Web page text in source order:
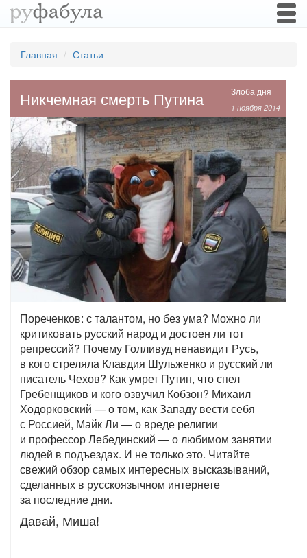
Главная Статьи
Злоба дня
1 ноября 2014
Никчемная смерть Путина
Пореченков: с талантом, но без ума? Можно ли
критиковать русский народ и достоен ли тот
репрессий? Почему Голливуд ненавидит Русь,
в кого стреляла Клавдия Шульженко и русский ли
писатель Чехов? Как умрет Путин, что спел
Гребенщиков и кого озвучил Кобзон? Михаил
Ходорковский — о том, как Западу вести себя
с Россией, Майк Ли — о вреде религии
и профессор Лебединский — о любимом занятии
людей в подъездах. И не только это. Читайте
свежий обзор самых интересных высказываний,
сделанных в русскоязычном интернете
за последние дни.
Давай, Миша!